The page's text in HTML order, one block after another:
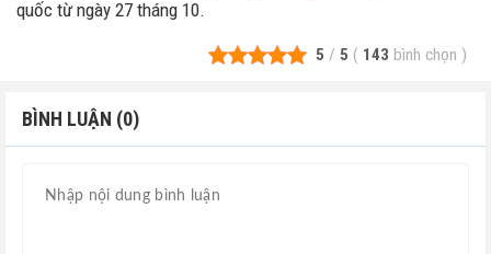
quốc từ ngày 27 tháng 10.
5 / 5 ( 143 bình chọn )
BÌNH LUẬN (0)